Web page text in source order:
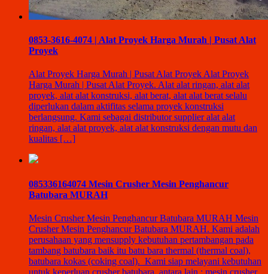
0853-3616-4074 | Alat Proyek Harga Murah | Pusat Alat
Proyek
Alat Proyek Harga Murah | Pusat Alat Proyek Alat Proyek
Harga Murah | Pusat Alat Proyek. Alat alat ringan, alat alat
proyek, alat alat konstruksi, alat berat, alat alat berat selalu
diperlukan dalam aktifitas selama proyek konstruksi
berlangsung. Kami sebagai distributor supplier alat alat
ringan, alat alat proyek, alat alat konstruksi dengan mutu dan
kualitas […]
085336164074 Mesin Crusher Mesin Penghancur
Batubara MURAH
Mesin Crusher Mesin Penghancur Batubara MURAH Mesin
Crusher Mesin Penghancur Batubara MURAH. Kami adalah
perusahaan yang mensupply kebutuhan pertambangan pada
tambang batubara baik itu batu bara thermal (thermal coal),
batubara kokas (coking coal). Kami siap melayani kebutuhan
untuk keperluan crusher batubara, antara lain : mesin crusher